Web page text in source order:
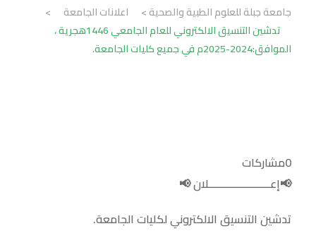
جامعة جبلة للعلوم الطبية والصحية> اعلانات الجامعة
>
تدشين التنسيق الالكتروني للعام الجامعي 1446هجرية ،
الموافق:2024-2025م في جميع كليات الجامعة.
0مشاركات
📢إعــــــــــــــــــــــلان 📢
تدشين التنسيق الالكتروني لكليات الجامعة.